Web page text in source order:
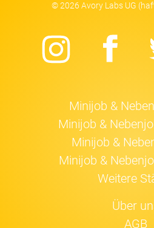
© 2026 Avory Labs UG
Minijob &
Minijob &
Minijob &
Minijob &
Weitere
Über
AGB